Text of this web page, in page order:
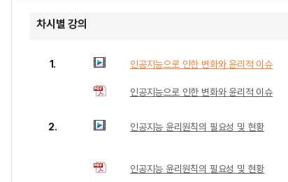
차시별 강의
1. 인공지능으로 인한 변화와 윤리적 이슈
인공지능으로 인한 변화와 윤리적 이슈
2. 인공지능 윤리원칙의 필요성 및 현황
인공지능 윤리원칙의 필요성 및 현황